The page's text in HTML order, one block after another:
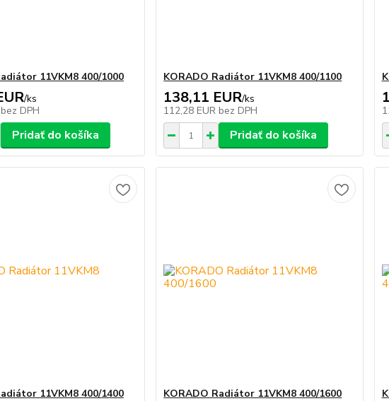
11VKM8 400/1000
/ks
bez DPH
Pridať do košíka
KORADO Radiátor 11VKM8 400/1100
138,11 EUR/ks
112,28 EUR bez DPH
Pridať do košíka
11VKM8 400/1400 KORADO Radiátor 11VKM8 400/1600